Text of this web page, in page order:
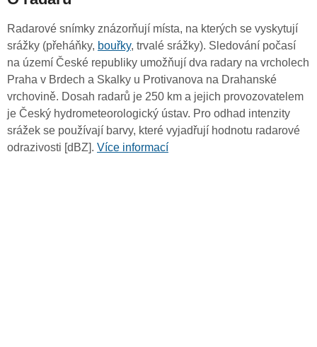
Radarové snímky znázorňují místa, na kterých se vyskytují
srážky (přeháňky, bouřky, trvalé srážky). Sledování počasí
na území České republiky umožňují dva radary na vrcholech
Praha v Brdech a Skalky u Protivanova na Drahanské
vrchovině. Dosah radarů je 250 km a jejich provozovatelem
je Český hydrometeorologický ústav. Pro odhad intenzity
srážek se používají barvy, které vyjadřují hodnotu radarové
odrazivosti [dBZ]. Více informací